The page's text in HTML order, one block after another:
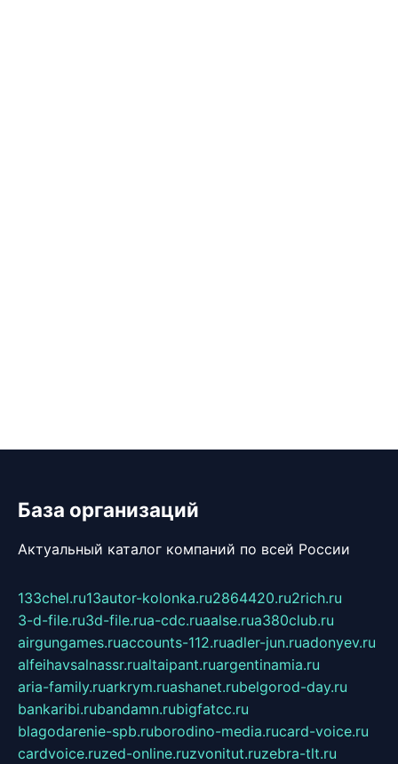
База организаций
Актуальный каталог компаний по всей России
133chel.ru13autor-kolonka.ru2864420.ru2rich.ru
3-d-file.ru3d-file.rua-cdc.ruaalse.rua380club.ru
airgungames.ruaccounts-112.ruadler-jun.ruadonyev.ru
alfeihavsalnassr.rualtaipant.ruargentinamia.ru
aria-family.ruarkrym.ruashanet.rubelgorod-day.ru
bankaribi.rubandamn.rubigfatcc.ru
blagodarenie-spb.ruborodino-media.rucard-voice.ru
cardvoice.ruzed-online.ruzvonitut.ruzebra-tlt.ru